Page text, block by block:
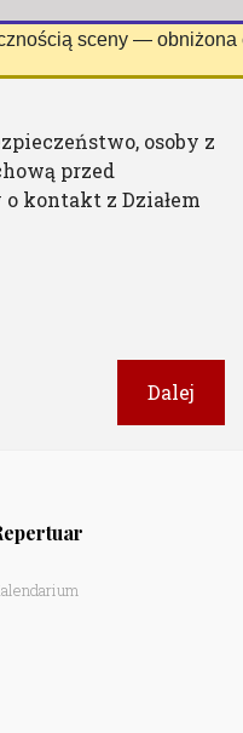
sceny — obniżona
osoby z
przed
kontakt z Działem
Dalej